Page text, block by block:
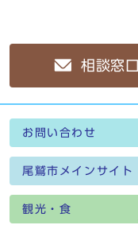
相談窓口
お問い合わせ
尾鷲市メインサイト
観光・食